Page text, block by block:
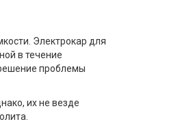
Электрокар для
в течение
проблемы
их не везде